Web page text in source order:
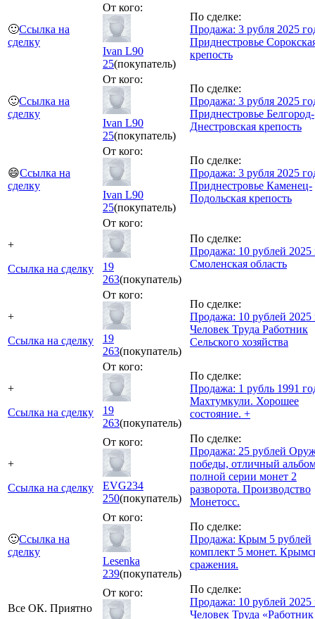
🙂Ссылка на
сделку
От кого:
Ivan L90
25(покупатель)
По сделке:
Продажа: 3 рубля 2025
Приднестровье
крепость
🙂Ссылка на
сделку
От кого:
Ivan L90
25(покупатель)
По сделке:
Продажа: 3 рубля 2025
Приднестровье Белгород-
Днестровская крепость
😄Ссылка на
сделку
От кого:
Ivan L90
25(покупатель)
По сделке:
Продажа: 3 рубля 2025
Приднестровье Каменец-
Подольская крепость
+
Ссылка на сделку
От кого:
19
263(покупатель)
По сделке:
Продажа: 10 рублей 2025
Смоленская область
+
Ссылка на сделку
От кого:
19
263(покупатель)
По сделке:
Продажа: 10 рублей 2025
Человек Труда Работник
Сельского хозяйства
+
Ссылка на сделку
От кого:
19
263(покупатель)
По сделке:
Продажа: 1 рубль 1991
Махтумкули. Хорошее
состояние. +
+
Ссылка на сделку
От кого:
EVG234
250(покупатель)
По сделке:
Продажа: 25 рублей
победы, отличный
полной серии монет 2
разворота. Производство
Монетосс.
🙂Ссылка на
сделку
От кого:
Lesenka
239(покупатель)
По сделке:
Продажа: Крым 5 рублей
комплект 5 монет.
сражения.
Все ОК. Приятно
От кого:
По сделке:
Продажа: 10 рублей 2025
Человек Труда «Работник